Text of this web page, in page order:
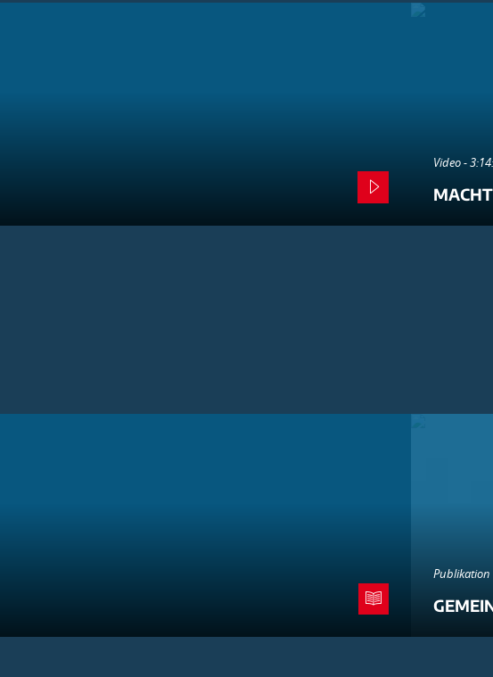
Video -
Publikation